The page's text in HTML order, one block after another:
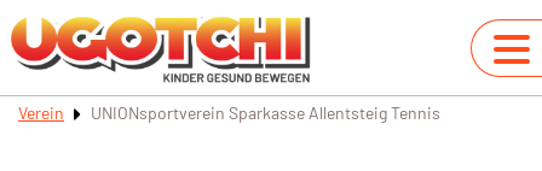
Verein UNIONsportverein Sparkasse Allentsteig Tennis